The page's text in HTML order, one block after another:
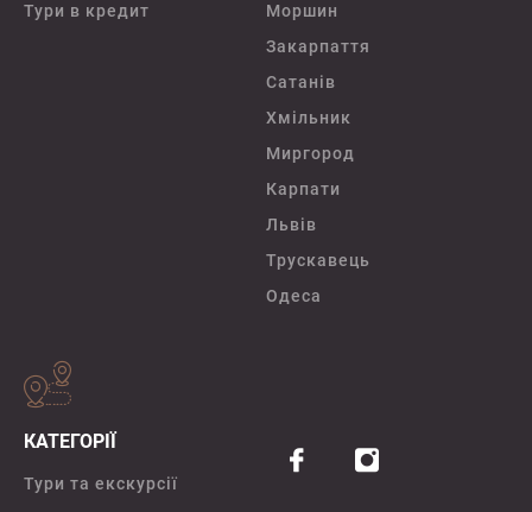
Тури в кредит
Моршин
Закарпаття
Сатанів
Хмільник
Миргород
Карпати
Львів
Трускавець
Одеса
КАТЕГОРІЇ
Тури та екскурсії